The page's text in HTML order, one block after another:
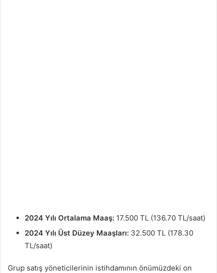
2024 Yılı Ortalama Maaş: 17.500 TL (136.70 TL/saat)
2024 Yılı Üst Düzey Maaşları: 32.500 TL (178.30
TL/saat)
Grup satış yöneticilerinin istihdamının önümüzdeki on